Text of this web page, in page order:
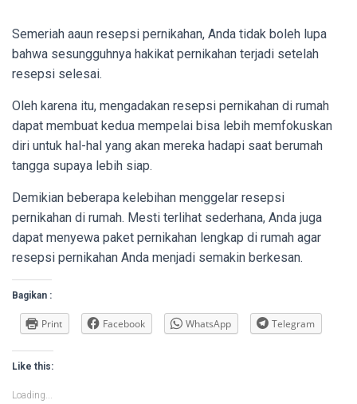
Semeriah aaun resepsi pernikahan, Anda tidak boleh lupa
bahwa sesungguhnya hakikat pernikahan terjadi setelah
resepsi selesai.
Oleh karena itu, mengadakan resepsi pernikahan di rumah
dapat membuat kedua mempelai bisa lebih memfokuskan
diri untuk hal-hal yang akan mereka hadapi saat berumah
tangga supaya lebih siap.
Demikian beberapa kelebihan menggelar resepsi
pernikahan di rumah. Mesti terlihat sederhana, Anda juga
dapat menyewa paket pernikahan lengkap di rumah agar
resepsi pernikahan Anda menjadi semakin berkesan.
Bagikan :
Print Facebook WhatsApp Telegram
Like this:
Loading...